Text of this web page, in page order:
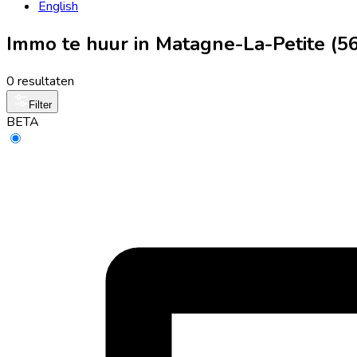
English
Immo te huur in Matagne-La-Petite
0 resultaten
Filter
BETA